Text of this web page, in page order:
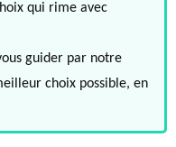
qui rime avec
guider par notre
choix possible, en